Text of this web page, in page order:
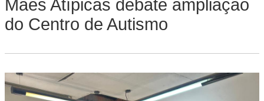
Mães Atípicas debate ampliação
do Centro de Autismo